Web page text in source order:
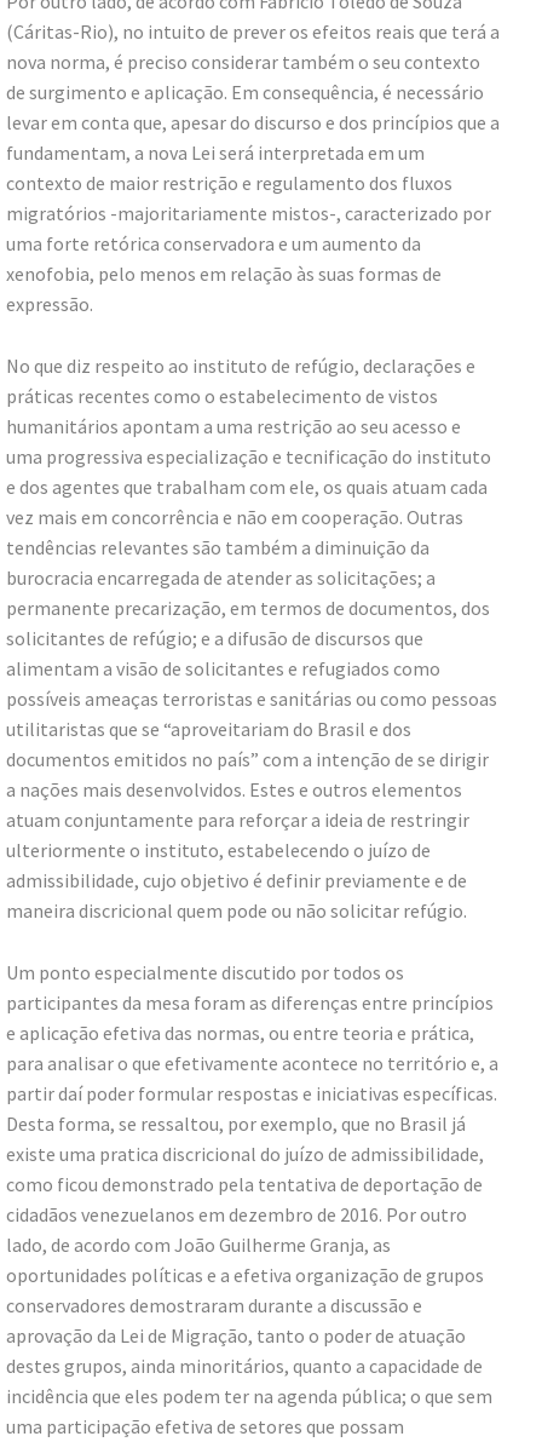
(Cáritas-Rio), no intuito de prever os efeitos reais que terá a
nova norma, é preciso considerar também o seu contexto
de surgimento e aplicação. Em consequência, é necessário
levar em conta que, apesar do discurso e dos princípios que a
fundamentam, a nova Lei será interpretada em um
contexto de maior restrição e regulamento dos fluxos
migratórios -majoritariamente mistos-, caracterizado por
uma forte retórica conservadora e um aumento da
xenofobia, pelo menos em relação às suas formas de
expressão.
No que diz respeito ao instituto de refúgio, declarações e
práticas recentes como o estabelecimento de vistos
humanitários apontam a uma restrição ao seu acesso e
uma progressiva especialização e tecnificação do instituto
e dos agentes que trabalham com ele, os quais atuam cada
vez mais em concorrência e não em cooperação. Outras
tendências relevantes são também a diminuição da
burocracia encarregada de atender as solicitações; a
permanente precarização, em termos de documentos, dos
solicitantes de refúgio; e a difusão de discursos que
alimentam a visão de solicitantes e refugiados como
possíveis ameaças terroristas e sanitárias ou como pessoas
utilitaristas que se “aproveitariam do Brasil e dos
documentos emitidos no país” com a intenção de se dirigir
a nações mais desenvolvidos. Estes e outros elementos
atuam conjuntamente para reforçar a ideia de restringir
ulteriormente o instituto, estabelecendo o juízo de
admissibilidade, cujo objetivo é definir previamente e de
maneira discricional quem pode ou não solicitar refúgio.
Um ponto especialmente discutido por todos os
participantes da mesa foram as diferenças entre princípios
e aplicação efetiva das normas, ou entre teoria e prática,
para analisar o que efetivamente acontece no território e, a
partir daí poder formular respostas e iniciativas específicas.
Desta forma, se ressaltou, por exemplo, que no Brasil já
existe uma pratica discricional do juízo de admissibilidade,
como ficou demonstrado pela tentativa de deportação de
cidadãos venezuelanos em dezembro de 2016. Por outro
lado, de acordo com João Guilherme Granja, as
oportunidades políticas e a efetiva organização de grupos
conservadores demostraram durante a discussão e
aprovação da Lei de Migração, tanto o poder de atuação
destes grupos, ainda minoritários, quanto a capacidade de
incidência que eles podem ter na agenda pública; o que sem
uma participação efetiva de setores que possam